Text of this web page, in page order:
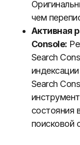
чем
Активная
Console:
Search
Search
состояния
поисковой